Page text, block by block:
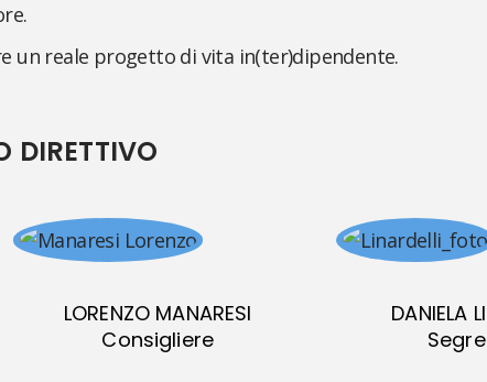
un reale progetto di vita in(ter)dipendente.
DIRETTIVO
LORENZO MANARESI
Consigliere
DANIELA